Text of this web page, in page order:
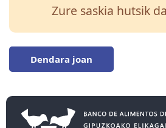
Zure saskia hutsik
Dendara joan